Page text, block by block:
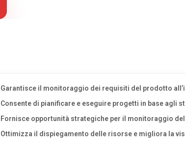
Garantisce il monitoraggio dei requisiti del prodotto
Consente di pianificare e eseguire progetti in base agli
Fornisce opportunità strategiche per il monitoraggio
Ottimizza il dispiegamento delle risorse e migliora la